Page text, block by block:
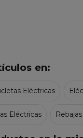
en:
Eléctricas
Eléctricas